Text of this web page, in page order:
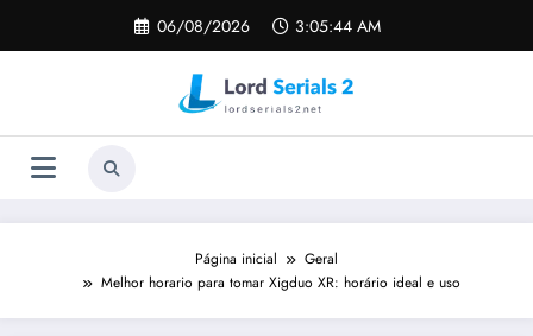
o
06/08/2026 3:05:45 AM
Página inicial
Geral
Melhor horario para tomar Xigduo XR: horário ideal e uso